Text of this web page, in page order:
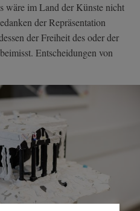
wäre im Land der Künste nicht
der Repräsentation
der Freiheit des oder der
Entscheidungen von